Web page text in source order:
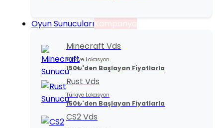
Oyun SunucularıKampanya
Minecraft Vds
Türkiye Lokasyon
150₺'den Başlayan Fiyatlarla
Rust Vds
Türkiye Lokasyon
150₺'den Başlayan Fiyatlarla
CS2 Vds